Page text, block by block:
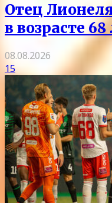
Отец
в возрасте
08.08.2026
15